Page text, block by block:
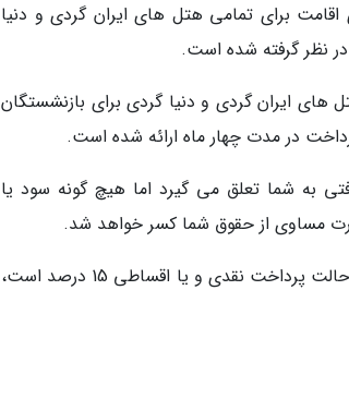
اما شده در این دو سازمان، تخفیف ویژه 50 درصدی اقامت برای تمامی هتل های ایران گردی و دنیا
نظر گرفته شده است.
اقامت در تمامی هتل های ایران گردی و دنیا گردی برای بازنشستگان
در مدت چهار ماه ارائه شده است.
به شما تعلق می گیرد اما هیچ گونه سود یا
مساوی از حقوق شما کسر خواهد شد.
درصد تخفیفی که برای پذیرایی از بازنشستگان در نظر گرفته شده در هر دو حالت پرداخت نقدی و یا اقساطی 15 درصد است،